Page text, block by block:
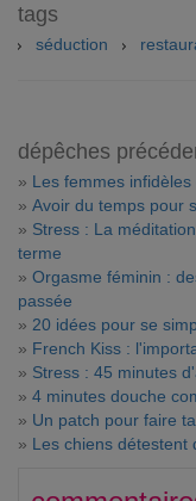
tags
séduction
dépêches
» Les femmes
» Avoir du temps pour
» Stress : La
terme
» Orgasme féminin :
passée
» 20 idées pour se
» French Kiss :
» Stress : 45 minutes
» 4 minutes douche
» Un patch pour faire
» Les chiens détestent